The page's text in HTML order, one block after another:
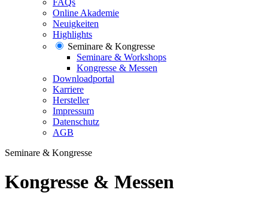
FAQs
Online Akademie
Neuigkeiten
Highlights
Seminare & Kongresse
Seminare & Workshops
Kongresse & Messen
Downloadportal
Karriere
Hersteller
Impressum
Datenschutz
AGB
Seminare & Kongresse
Kongresse & Messen